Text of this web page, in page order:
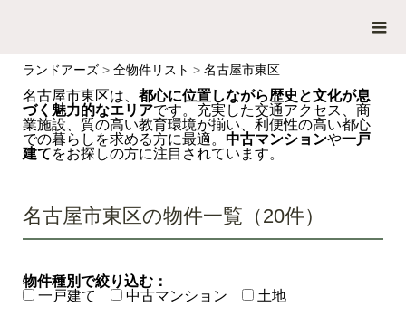
【名古屋市東区】中古マンション / 一戸建て（建売・中古
ランドアーズ> 全物件リスト > 名古屋市東区
名古屋市東区は、 都心に位置しながら歴史と文化が息
づく魅力的なエリアです。充実した交通アクセス、商
業施設、質の高い教育環境が揃い、利便性の高い都心
での暮らしを求める方に最適。 中古マンションや一戸
建てをお探しの方に注目されています。
名古屋市東区の物件一覧（20件）
物件種別で絞り込む：
一戸建て
中古マンション 土地